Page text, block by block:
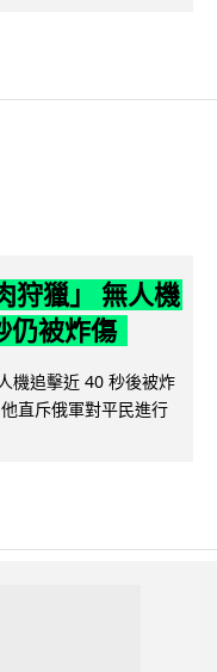
狩獵」 無人機
仍被炸傷
機追擊近 40 秒後被炸
直斥俄軍對平民進行